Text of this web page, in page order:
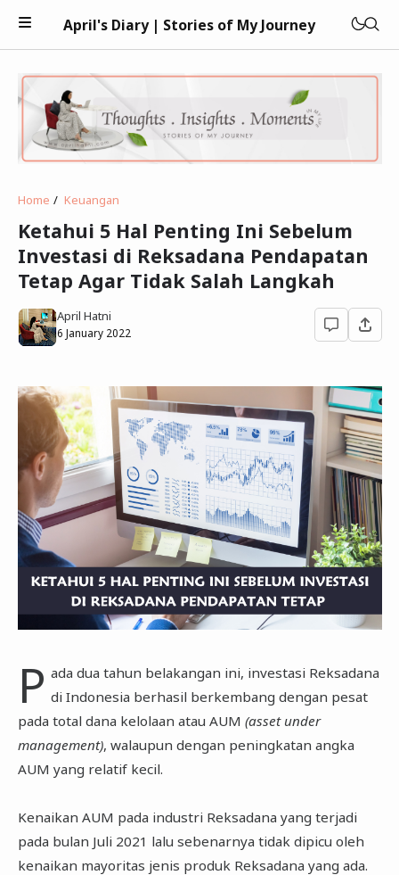
April's Diary | Stories of My Journey
Teknologi
Kesehatan
Kecantikan
Parenting
Bisnis
Home Keuangan
Ketahui 5 Hal Penting Ini Sebelum
Investasi di Reksadana Pendapatan
Tetap Agar Tidak Salah Langkah
April Hatni
6 January 2022
P ada dua tahun belakangan ini, investasi Reksadana
di Indonesia berhasil berkembang dengan pesat
pada total dana kelolaan atau AUM (asset under
management), walaupun dengan peningkatan angka
AUM yang relatif kecil.
Kenaikan AUM pada industri Reksadana yang terjadi
pada bulan Juli 2021 lalu sebenarnya tidak dipicu oleh
kenaikan mayoritas jenis produk Reksadana yang ada.